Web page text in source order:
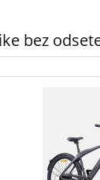
bez